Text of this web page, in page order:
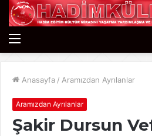
Anasayfa / Aramızdan Ayrılanlar
Aramızdan Ayrılanlar
Şakir Dursun